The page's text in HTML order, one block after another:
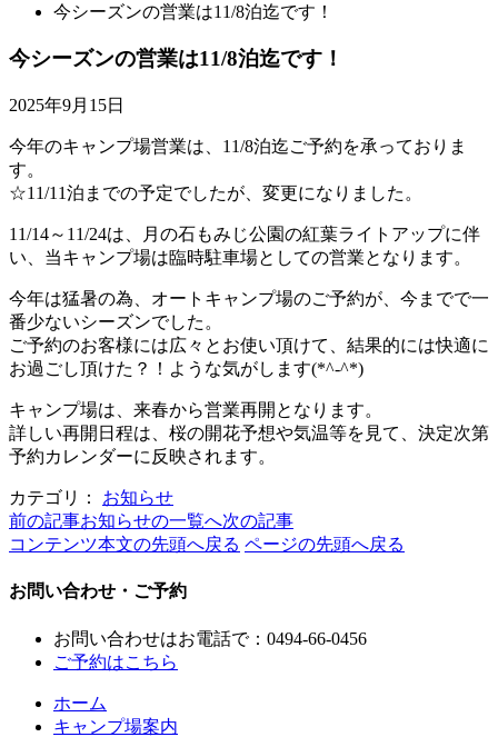
今シーズンの営業は11/8泊迄です！
今シーズンの営業は11/8泊迄です！
2025年9月15日
今年のキャンプ場営業は、11/8泊迄ご予約を承っておりま
す。
☆11/11泊までの予定でしたが、変更になりました。
11/14～11/24は、月の石もみじ公園の紅葉ライトアップに伴
い、当キャンプ場は臨時駐車場としての営業となります。
今年は猛暑の為、オートキャンプ場のご予約が、今までで一
番少ないシーズンでした。
ご予約のお客様には広々とお使い頂けて、結果的には快適に
お過ごし頂けた？！ような気がします(*^-^*)
キャンプ場は、来春から営業再開となります。
詳しい再開日程は、桜の開花予想や気温等を見て、決定次第
予約カレンダーに反映されます。
カテゴリ： お知らせ
前の記事お知らせの一覧へ次の記事
コンテンツ本文の先頭へ戻る ページの先頭へ戻る
お問い合わせ・ご予約
お問い合わせはお電話で： 0494-66-0456
ご予約はこちら
ホーム
キャンプ場案内